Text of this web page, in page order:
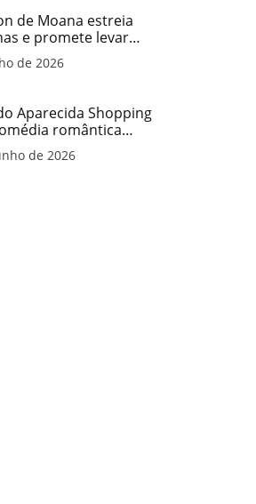
de Moana estreia
e promete levar
emoção ao Cineflix
Shopping
de 2026
Aparecida Shopping
romântica
na Itália, hoje e
para o Dia dos
de 2026